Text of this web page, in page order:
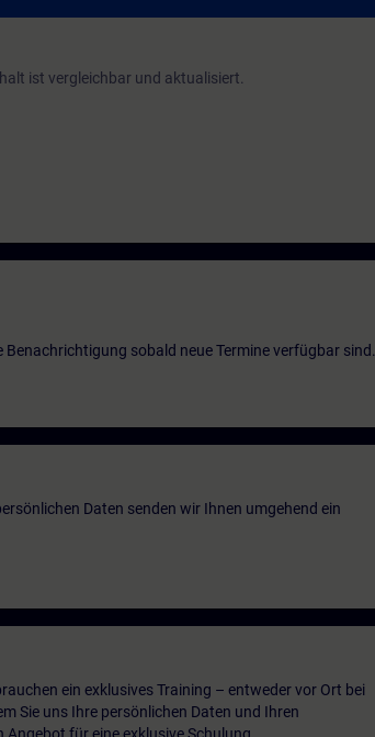
ist vergleichbar und aktualisiert.
sobald neue Termine verfügbar sind.
Daten senden wir Ihnen umgehend ein
ein exklusives Training – entweder vor Ort bei
Sie uns Ihre persönlichen Daten und Ihren